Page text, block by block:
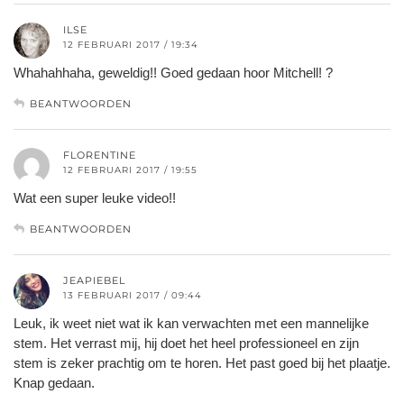
ILSE
12 FEBRUARI 2017 / 19:34
Whahahhaha, geweldig!! Goed gedaan hoor Mitchell! ?
BEANTWOORDEN
FLORENTINE
12 FEBRUARI 2017 / 19:55
Wat een super leuke video!!
BEANTWOORDEN
JEAPIEBEL
13 FEBRUARI 2017 / 09:44
Leuk, ik weet niet wat ik kan verwachten met een mannelijke
stem. Het verrast mij, hij doet het heel professioneel en zijn
stem is zeker prachtig om te horen. Het past goed bij het plaatje.
Knap gedaan.